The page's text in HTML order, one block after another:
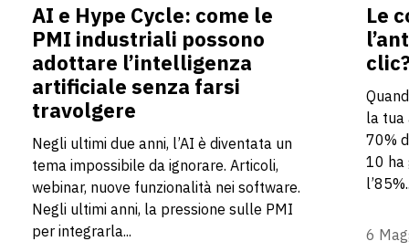
AI e Hype Cycle: come le
PMI industriali possono
adottare l’intelligenza
artificiale senza farsi
travolgere
Negli ultimi due anni, l’AI è diventata un
tema impossibile da ignorare. Articoli,
webinar, nuove funzionalità nei software.
Negli ultimi anni, la pressione sulle PMI
per integrarla...
Le
la tua
70%
10 ha
6